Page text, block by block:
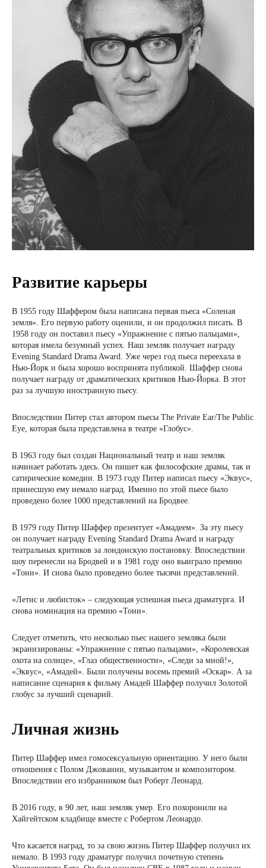
Развитие карьеры
В 1955 году Шаффером была написана первая пьеса «Соленая
земля». Его первую работу оценили, и он продолжил писать. В
1958 году он поставил пьесу «Упражнение с пятью пальцами»,
которая имела безумный успех. Наш земляк получает награду
Evening Standard Drama Award. Уже через год пьеса переехала в
Нью-Йорк и была хорошо воспринята публикой. Шаффер снова
получает награду от драматических критиков Нью-Йорка. В этот
раз за лучшую иностранную пьесу.
Впоследствии Питер стал автором пьесы The Private Ear/The Public
Eye, которая была представлена в театре «Глобус».
В 1963 году был создан Национальный театр и наш земляк
начинает работать здесь. Он пишет как философские драмы, так и
сатирические комедии. В 1973 году Питер написал пьесу «Эквус»,
принесшую ему немало наград. Именно по этой пьесе было
проведено более 1000 представлений на Бродвее.
В 1979 году Питер Шаффер презентует «Амадеем». За эту пьесу
он получает награду Evening Standard Drama Award и награду
театральных критиков за лондонскую постановку. Впоследствии
шоу перенесли на Бродвей и в 1981 году оно выиграло премию
«Тони». И снова было проведено более тысячи представлений.
«Летис и любисток» – следующая успешная пьеса драматурга. И
снова номинация на премию «Тони».
Следует отметить, что несколько пьес нашего земляка были
экранизированы: «Упражнение с пятью пальцами», «Королевская
охота на солнце», «Глаз общественности», «Следи за мной!»,
«Эквус», «Амадей». Были получены восемь премий «Оскар». А за
написание сценария к фильму Амадей Шаффер получил Золотой
глобус за лучший сценарий.
Личная жизнь
Питер Шаффер имел гомосексуальную ориентацию. У него были
отношения с Полом Джованни, музыкантом и композитором.
Впоследствии его избранником был Роберт Леонард.
В 2016 году, в 90 лет, наш земляк умер. Его похоронили на
Хайгейтском кладбище вместе с Робертом Леонардо.
Что касается наград, то за свою жизнь Питер Шаффер получил их
немало. В 1993 году драматург получил почетную степень